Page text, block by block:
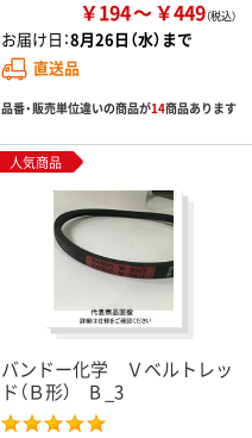
￥194 ￥449
お届け日：8月26日（水）まで
直送品
品番・販売単位違いの商品が14商品あります
人気商品
バンドー化学 Ｖベルトレッ
ド（Ｂ形） B _3